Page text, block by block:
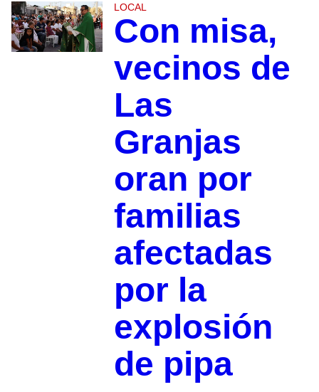
LOCAL
Con misa,
vecinos de
Las
Granjas
oran por
familias
afectadas
por la
explosión
de pipa